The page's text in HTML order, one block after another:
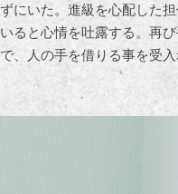
にいた。進級を心配した
ると心情を吐露する。再
、人の手を借りる事を受